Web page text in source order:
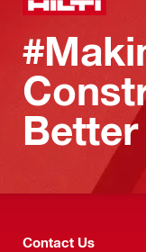
Better
Contact Us